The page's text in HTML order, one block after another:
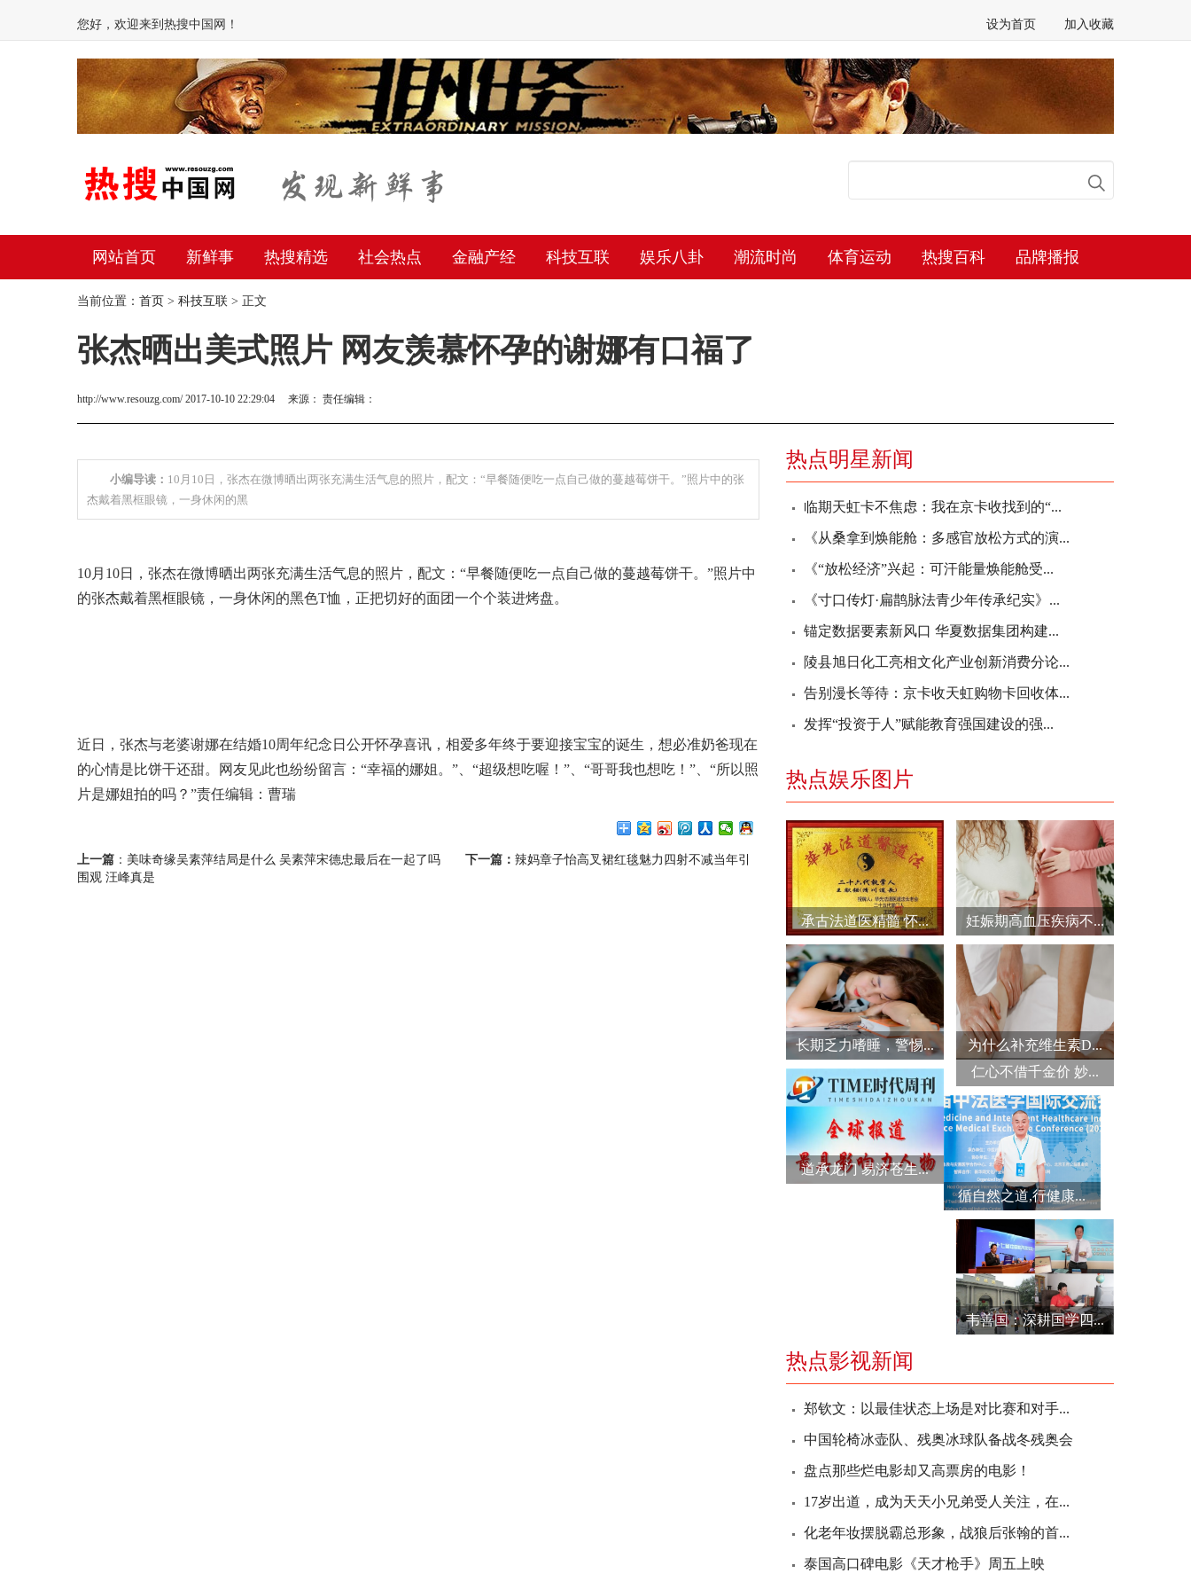
您好，欢迎来到热搜中国网！ 设为首页 加入收藏
网站首页 新鲜事 热搜精选 社会热点 金融产经 科技互联 娱乐八卦 潮流时尚 体育运动 热搜百科 品牌播报
当前位置： 首页 > 科技互联 > 正文
张杰晒出美式照片 网友羡慕怀孕的谢娜有口福了
http://www.resouzg.com/ 2017-10-10 22:29:04 来源： 责任编辑：
小编导读： 10月10日，张杰在微博晒出两张充满生活气息的照片，配文：“早餐随便吃一点自己做的蔓越莓饼干。”照片中的张
杰戴着黑框眼镜，一身休闲的黑
10月10日，张杰在微博晒出两张充满生活气息的照片，配文：“早餐随便吃一点自己做的蔓越莓饼干。”照片中
的张杰戴着黑框眼镜，一身休闲的黑色T恤，正把切好的面团一个个装进烤盘。
近日，张杰与老婆谢娜在结婚10周年纪念日公开怀孕喜讯，相爱多年终于要迎接宝宝的诞生，想必准奶爸现在
的心情是比饼干还甜。网友见此也纷纷留言：“幸福的娜姐。”、“超级想吃喔！”、“哥哥我也想吃！”、“所以照
片是娜姐拍的吗？”责任编辑：曹瑞
上一篇 ： 美味奇缘吴素萍结局是什么 吴素萍宋德忠最后在一起了吗 下一篇： 辣妈章子怡高叉裙红毯魅力四射不减当年引
围观 汪峰真是
热点明星新闻
临期天虹卡不焦虑：我在京卡收找到的“...
《从桑拿到焕能舱：多感官放松方式的演...
《“放松经济”兴起：可汗能量焕能舱受...
《寸口传灯·扁鹊脉法青少年传承纪实》...
锚定数据要素新风口 华夏数据集团构建...
陵县旭日化工亮相文化产业创新消费分论...
告别漫长等待：京卡收天虹购物卡回收体...
发挥“投资于人”赋能教育强国建设的强...
热点娱乐图片
承古法道医精髓 怀... 妊娠期高血压疾病不...
长期乏力嗜睡，警惕... 为什么补充维生素D...
道承龙门 易济苍生...
仁心不借千金价 妙...
循自然之道,行健康...
韦善国：深耕国学四...
热点影视新闻
郑钦文：以最佳状态上场是对比赛和对手...
中国轮椅冰壶队、残奥冰球队备战冬残奥会
盘点那些烂电影却又高票房的电影！
17岁出道，成为天天小兄弟受人关注，在...
化老年妆摆脱霸总形象，战狼后张翰的首...
泰国高口碑电影《天才枪手》周五上映